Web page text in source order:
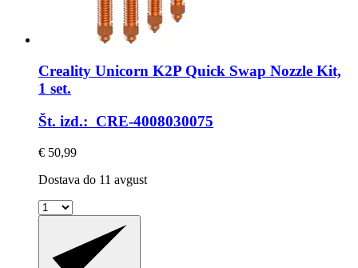
Creality Unicorn K2P Quick Swap Nozzle Kit,
1 set.
Št. izd.: CRE-4008030075
€ 50,99
Dostava do 11 avgust